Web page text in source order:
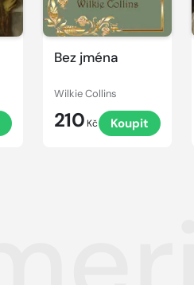
Bez jména
Wilkie Collins
210 Kč Koupit